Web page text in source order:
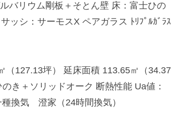
バリウム剛板＋そとん壁 床：富士ひの
ッシ：サーモスX ペアガラス ﾄﾘﾌﾟﾙｶﾞﾗｽ
（127.13坪） 延床面積 113.65㎡（34.37
き＋ソリッドオーク 断熱性能 Ua値：
換気 澄家（24時間換気）